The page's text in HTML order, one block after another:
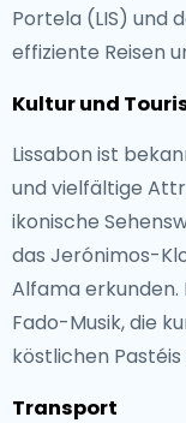
Portela (LIS) und
effiziente Reisen
Kultur und
Lissabon ist
und vielfältige
ikonische
das Jerónimos-
Alfama
Fado-Musik, die
köstlichen Pastéis
Transport